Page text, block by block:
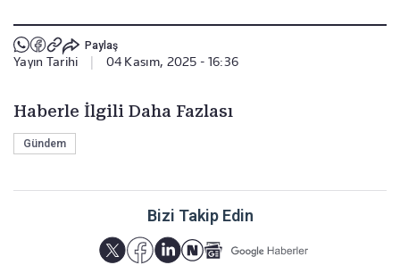
Paylaş
Yayın Tarihi 04 Kasım, 2025 - 16:36
Haberle İlgili Daha Fazlası
Gündem
Bizi Takip Edin